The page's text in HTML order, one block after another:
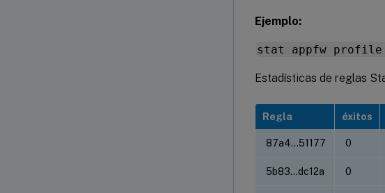
Ejemplo:
stat appfw
Estadísticas de reglas
Regla éxitos
87a4…51177 0
5b83…dc12a 0